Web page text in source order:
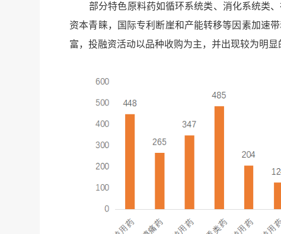
部分特色原料药如循环系统类、消化系统类、
资本青睐，国际专利断崖和产能转移等因素加速
富，投融资活动以品种收购为主，并出现较为明显